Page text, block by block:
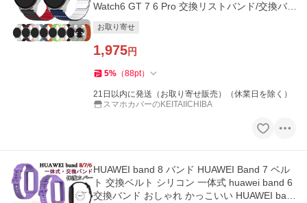
Watch6 GT 7 6 Pro 交換リストバンド/交換バ
お取り寄せ
1,975円
5% （88pt）
21日以内に発送（お取り寄せ販売）（休業日を除く）
スマホカバーのKEITAIICHIBA
HUAWEI band 8 バンド HUAWEI Band 7 ベル
ト 交換ベルト シリコン 一体式 huawei band 6
交換バンド おしゃれ かっこいい HUAWEI ban